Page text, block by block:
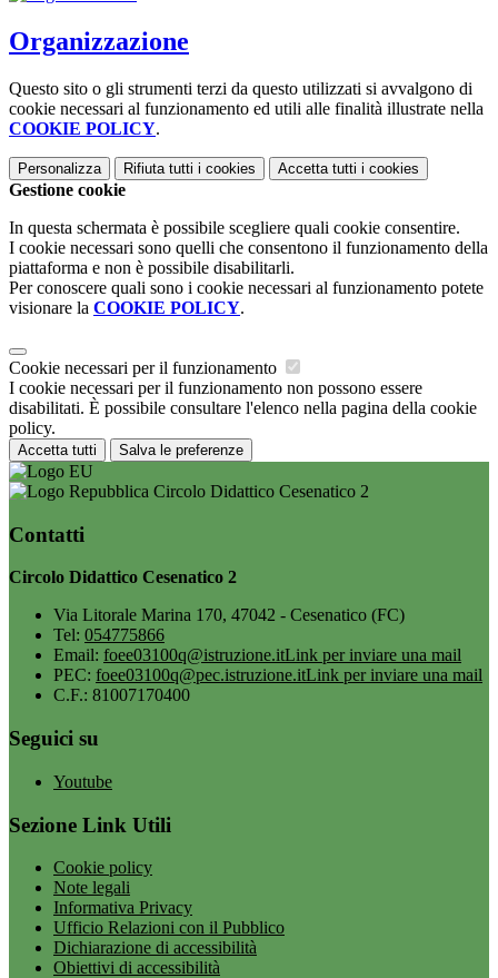
Organizzazione
Questo sito o gli strumenti terzi da questo utilizzati si avvalgono di
cookie necessari al funzionamento ed utili alle finalità illustrate nella
COOKIE POLICY.
Personalizza Rifiuta tutti i cookies Accetta tutti i cookies
Gestione cookie
In questa schermata è possibile scegliere quali cookie consentire.
I cookie necessari sono quelli che consentono il funzionamento della
piattaforma e non è possibile disabilitarli.
Per conoscere quali sono i cookie necessari al funzionamento potete
visionare la COOKIE POLICY.
Cookie necessari per il funzionamento
I cookie necessari per il funzionamento non possono essere
disabilitati. È possibile consultare l'elenco nella pagina della cookie
policy.
Accetta tutti Salva le preferenze
Circolo Didattico Cesenatico 2
Contatti
Circolo Didattico Cesenatico 2
Via Litorale Marina 170, 47042 - Cesenatico (FC)
Tel: 054775866
Email: foee03100q@istruzione.itLink per inviare una mail
PEC: foee03100q@pec.istruzione.itLink per inviare una mail
C.F.: 81007170400
Seguici su
Youtube
Sezione Link Utili
Cookie policy
Note legali
Informativa Privacy
Ufficio Relazioni con il Pubblico
Dichiarazione di accessibilità
Obiettivi di accessibilità